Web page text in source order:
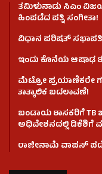
ತಮಿಳುನಾಡು ಸಿಎಂ
ಹಿಂಪಡೆದ ಪತ್ನಿ ಸಂಗೀತಾ!
ವಿಧಾನ ಪರಿಷತ್ ಸಭಾಪತಿ
ಇಂದು ಕೊನೆಯ ಆಷಾಢ
ಮೆಟ್ರೋ ಪ್ರಯಾಣಿಕರೇ
ತಾತ್ಕಾಲಿಕ ಬದಲಾವಣೆ!
ಬಂಡಾಯ ಶಾಸಕರಿಗೆ TB
ಅಧಿವೇಶನದಲ್ಲಿ ಡಿಕೆಶಿಗೆ
ರಾಜೀನಾಮೆ ವಾಪಸ್